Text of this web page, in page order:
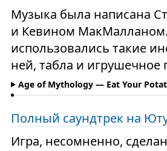
Музыка была написана
и Кевином
использовались такие
ней, табла и игрушечное
Age of Mythology — Eat Your
Полный саундтрек на
Игра, несомненно,